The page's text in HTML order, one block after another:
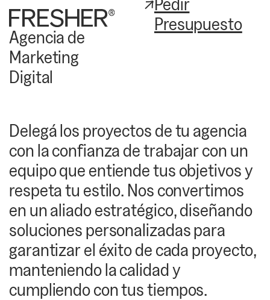
Agencia de
Marketing
Digital
Presupuesto
Delegá los proyectos de tu agencia
con la confianza de trabajar con un
equipo que entiende tus objetivos y
respeta tu estilo. Nos convertimos
en un aliado estratégico, diseñando
soluciones personalizadas para
garantizar el éxito de cada proyecto,
manteniendo la calidad y
cumpliendo con tus tiempos.